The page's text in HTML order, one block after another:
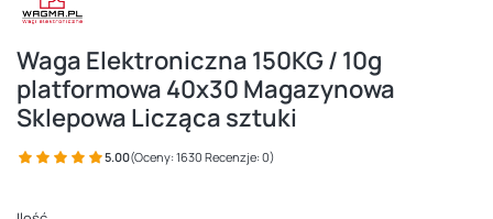
Waga Elektroniczna 150KG / 10g
platformowa 40x30 Magazynowa
Sklepowa Licząca sztuki
5.00(Oceny: 1630 Recenzje: 0)